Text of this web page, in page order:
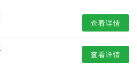
查看详情
查看详情